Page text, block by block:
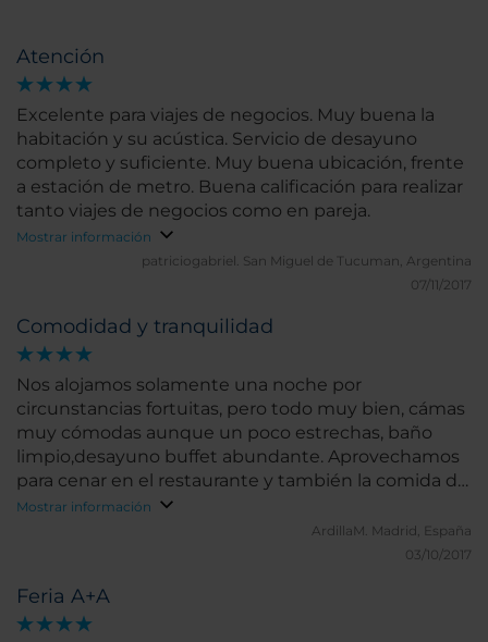
Atención
Excelente para viajes de negocios. Muy buena la
habitación y su acústica. Servicio de desayuno
completo y suficiente. Muy buena ubicación, frente
a estación de metro. Buena calificación para realizar
tanto viajes de negocios como en pareja.
Mostrar información
patriciogabriel. San Miguel de Tucuman, Argentina
07/11/2017
Comodidad y tranquilidad
Nos alojamos solamente una noche por
circunstancias fortuitas, pero todo muy bien, cámas
muy cómodas aunque un poco estrechas, baño
limpio,desayuno buffet abundante. Aprovechamos
para cenar en el restaurante y también la comida de
10. Totalmente recomendable.
Mostrar información
ArdillaM. Madrid, España
03/10/2017
Feria A+A